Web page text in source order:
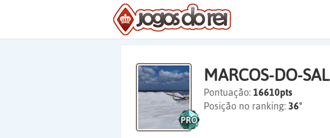
MARCOS-DO-SAL
Pontuação: 16610pts
Posição no ranking: 36º